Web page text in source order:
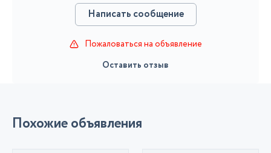
Написать сообщение
Пожаловаться на объявление
Оставить отзыв
Похожие объявления